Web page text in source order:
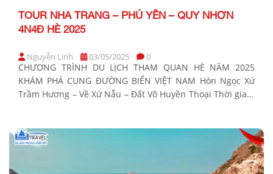
TOUR NHA TRANG – PHÚ YÊN – QUY NHƠN
4N4Đ HÈ 2025
Nguyễn Linh 03/05/2025 0
CHƯƠNG TRÌNH DU LỊCH THAM QUAN HÈ NĂM 2025
KHÁM PHÁ CUNG ĐƯỜNG BIỂN VIỆT NAM Hòn Ngọc Xứ
Trầm Hương – Về Xứ Nẫu – Đất Võ Huyền Thoại Thời gian:
HÀNG […]